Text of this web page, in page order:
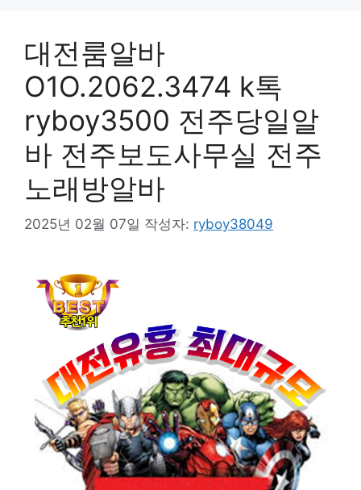
대전룸알바
O1O.2062.3474 k톡
ryboy3500 전주당일알
바 전주보도사무실 전주
노래방알바
2025년 02월 07일 작성자: ryboy38049